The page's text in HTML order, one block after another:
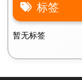
标签
暂无标签